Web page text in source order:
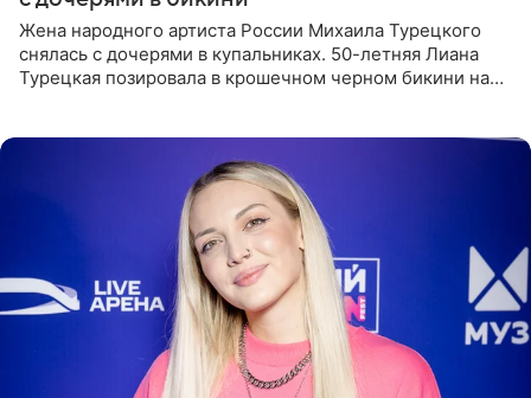
Жена народного артиста России Михаила Турецкого
снялась с дочерями в купальниках. 50-летняя Лиана
Турецкая позировала в крошечном черном бикини на